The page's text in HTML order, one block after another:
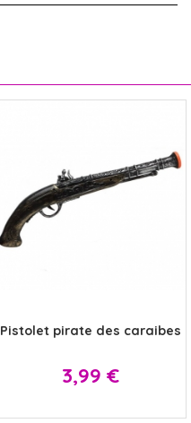
Pistolet pirate des caraibes
Prix
3,99 €